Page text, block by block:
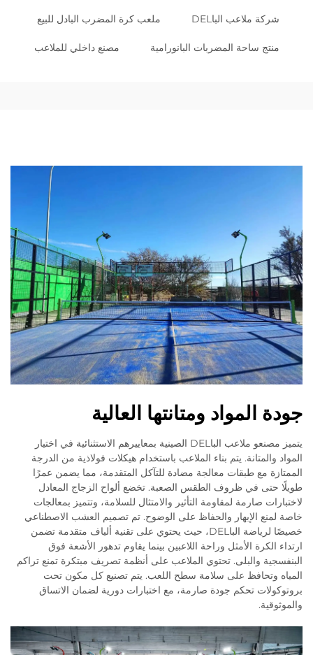
شركة ملاعب الباDEL ملعب كرة المضرب البادل للبيع
منتج ساحة المضربات البانورامية مصنع داخلي للملاعب
جودة المواد ومتانتها العالية
يتميز مصنعو ملاعب الباDEL الصينية بمعاييرهم الاستثنائية في اختيار
المواد والمتانة. يتم بناء الملاعب باستخدام هيكلات فولاذية من الدرجة
الممتازة مع طبقات معالجة مضادة للتآكل المتقدمة، مما يضمن عمرًا
طويلًا حتى في ظروف الطقس الصعبة. تخضع ألواح الزجاج المعادل
لاختبارات صارمة لمقاومة التأثير والامتثال للسلامة، وتتميز بمعالجات
خاصة لمنع الإبهار والحفاظ على الوضوح. تم تصميم العشب الاصطناعي
خصيصًا لرياضة الباDEL، حيث يحتوي على تقنية ألياف متقدمة تضمن
ارتداء الكرة الأمثل وراحة اللاعبين بينما يقاوم تدهور الأشعة فوق
البنفسجية والبلى. تحتوي الملاعب على أنظمة تصريف مبتكرة تمنع تراكم
المياه وتحافظ على سلامة سطح اللعب. يتم تصنيع كل مكون تحت
بروتوكولات تحكم جودة صارمة، مع اختبارات دورية لضمان الاتساق
والموثوقية.